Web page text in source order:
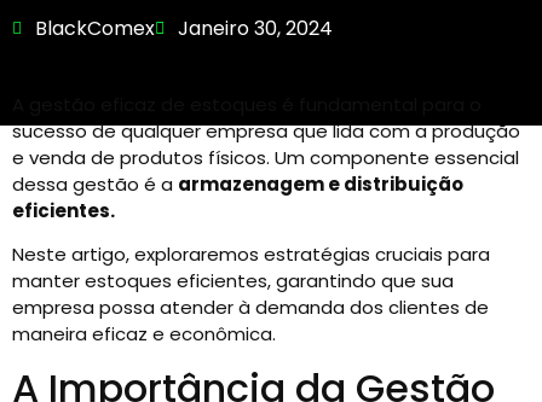
BlackComex Janeiro 30, 2024
sucesso de qualquer empresa que lida com a produção
e venda de produtos físicos. Um componente essencial
dessa gestão é a armazenagem e distribuição
eficientes.
Neste artigo, exploraremos estratégias cruciais para
manter estoques eficientes, garantindo que sua
empresa possa atender à demanda dos clientes de
maneira eficaz e econômica.
A Importância da Gestão